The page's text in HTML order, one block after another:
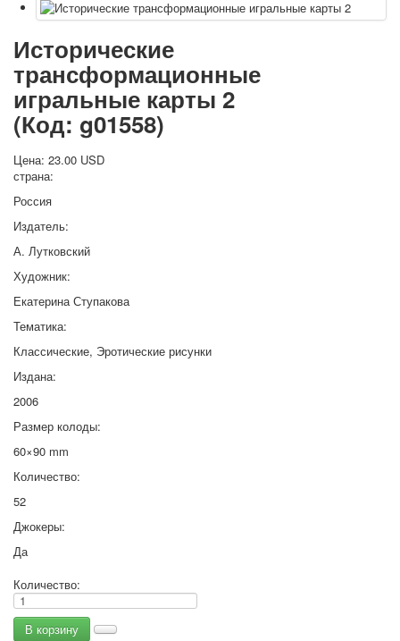
Исторические
трансформационные
игральные карты 2
(Код: g01558)
Цена: 23.00 USD
страна:
Россия
Издатель:
А. Лутковский
Художник:
Екатерина Ступакова
Тематика:
Классические, Эротические рисунки
Издана:
2006
Размер колоды:
60×90 mm
Количество:
52
Джокеры:
Да
Количество: